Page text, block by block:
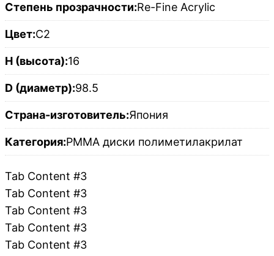
Степень прозрачности:Re-Fine Acrylic
Цвет:C2
H (высота):16
D (диаметр):98.5
Страна-изготовитель:Япония
Категория:PMMA диски полиметилакрилат
Tab Content #3
Tab Content #3
Tab Content #3
Tab Content #3
Tab Content #3